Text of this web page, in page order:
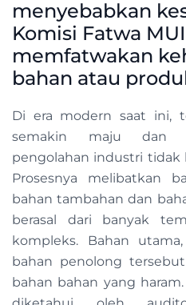
menyebabkan
Komisi Fatwa
memfatwakan
bahan atau
Di era modern saat ini,
semakin maju dan
pengolahan industri tidak
Prosesnya melibatkan
bahan tambahan dan
berasal dari banyak
kompleks. Bahan
bahan penolong
bahan bahan yang